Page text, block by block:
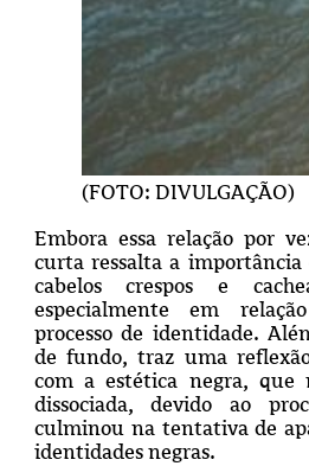
(FOTO: DIVULGAÇÃO)
Embora essa relação por
curta ressalta a importância
cabelos crespos e
especialmente em
processo de identidade.
de fundo, traz uma
com a estética negra, que
dissociada, devido ao
culminou na tentativa de
identidades negras.